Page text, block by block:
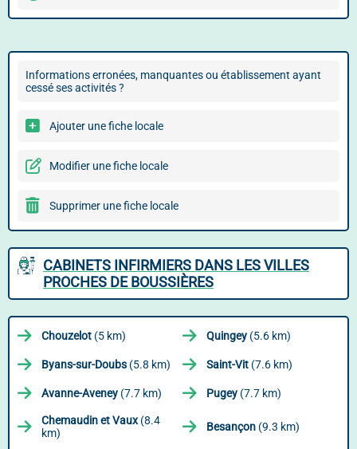
Informations erronées, manquantes ou établissement ayant
cessé ses activités ?
Ajouter une fiche locale
Modifier une fiche locale
Supprimer une fiche locale
CABINETS INFIRMIERS DANS LES VILLES
PROCHES DE BOUSSIÈRES
Chouzelot (5 km) Quingey (5.6 km)
Byans-sur-Doubs (5.8 km) Saint-Vit (7.6 km)
Avanne-Aveney (7.7 km) Pugey (7.7 km)
Chemaudin et Vaux(8.4
km)
Besançon (9.3 km)